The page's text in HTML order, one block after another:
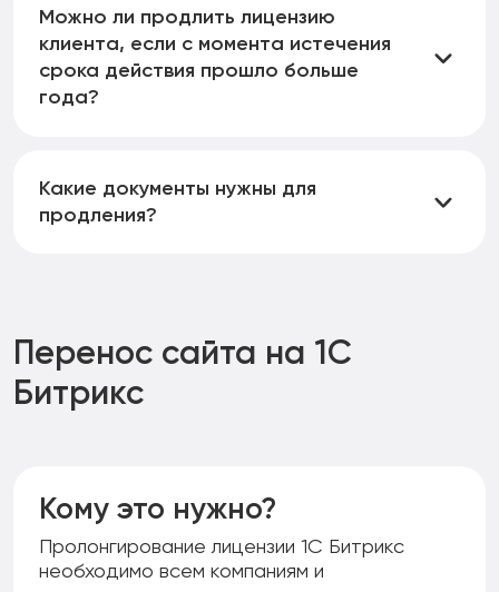
потеряете доступ к обновлениям программного
безопасности, снижению производительности
ресурса и несоответствию требованиям
современного веба.
Можно ли продлить лицензию
клиента, если с момента истечения
срока действия прошло больше
года?
даже если с момента ее истечения прошло
больше года.
Какие документы нужны для
продления?
Перенос сайта на 1С
Битрикс
Кому это нужно?
Пролонгирование лицензии 1С Битрикс
необходимо всем компаниям и